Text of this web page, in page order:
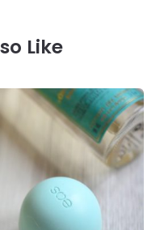
Like